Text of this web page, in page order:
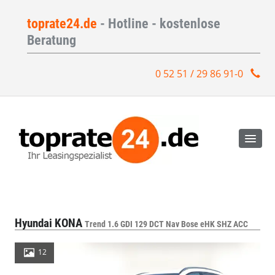
toprate24.de - Hotline - kostenlose
Beratung
0 52 51 / 29 86 91-0
Hyundai KONA Trend 1.6 GDI 129 DCT Nav Bose eHK SHZ ACC
12